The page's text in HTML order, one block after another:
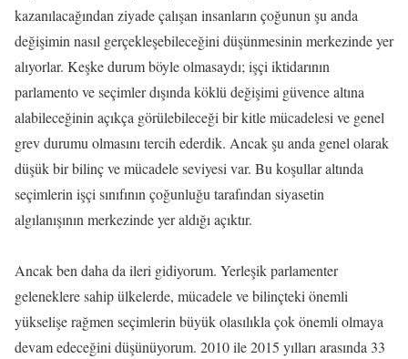
kazanılacağından ziyade çalışan insanların çoğunun şu anda
değişimin nasıl gerçekleşebileceğini düşünmesinin merkezinde yer
alıyorlar. Keşke durum böyle olmasaydı; işçi iktidarının
parlamento ve seçimler dışında köklü değişimi güvence altına
alabileceğinin açıkça görülebileceği bir kitle mücadelesi ve genel
grev durumu olmasını tercih ederdik. Ancak şu anda genel olarak
düşük bir bilinç ve mücadele seviyesi var. Bu koşullar altında
seçimlerin işçi sınıfının çoğunluğu tarafından siyasetin
algılanışının merkezinde yer aldığı açıktır.
Ancak ben daha da ileri gidiyorum. Yerleşik parlamenter
geleneklere sahip ülkelerde, mücadele ve bilinçteki önemli
yükselişe rağmen seçimlerin büyük olasılıkla çok önemli olmaya
devam edeceğini düşünüyorum. 2010 ile 2015 yılları arasında 33